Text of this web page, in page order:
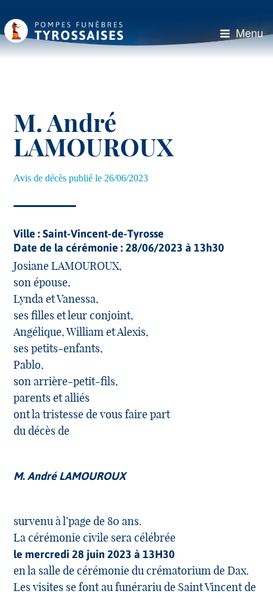
contenu
principal
Menu
M. André
LAMOUROUX
Avis de décès publié le 26/06/2023
Ville : Saint-Vincent-de-Tyrosse
Date de la cérémonie : 28/06/2023 à 13h30
Josiane LAMOUROUX,
son épouse,
Lynda et Vanessa,
ses filles et leur conjoint,
Angélique, William et Alexis,
ses petits-enfants,
Pablo,
son arrière-petit-fils,
parents et alliés
ont la tristesse de vous faire part
du décès de
M. André LAMOUROUX
survenu à l’page de 80 ans.
La cérémonie civile sera célébrée
le mercredi 28 juin 2023 à 13H30
en la salle de cérémonie du crématorium de Dax.
Les visites se font au funérariu de Saint Vincent de